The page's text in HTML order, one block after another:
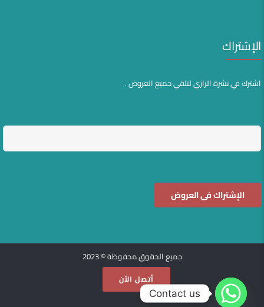
الإشتراك
اشترك في نشرة الرازي لتلقي جميع العروض .
جميع الحقوق محفوظة © 2023
أتصل الأن
Contact us